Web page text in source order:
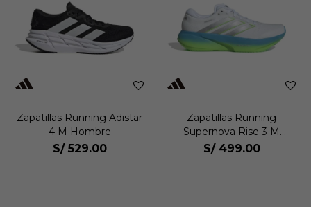
Zapatillas Running Adistar
4 M Hombre
S/ 529.00
Zapatillas Running
Supernova Rise 3 M
Hombre
S/ 499.00